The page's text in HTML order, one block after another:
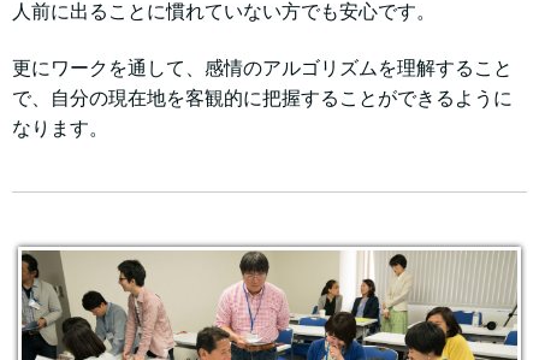
人前に出ることに慣れていない方でも安心です。
更にワークを通して、感情のアルゴリズムを理解すること
で、自分の現在地を客観的に把握することができるように
なります。